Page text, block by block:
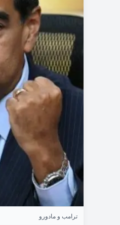
ترامب و مادورو